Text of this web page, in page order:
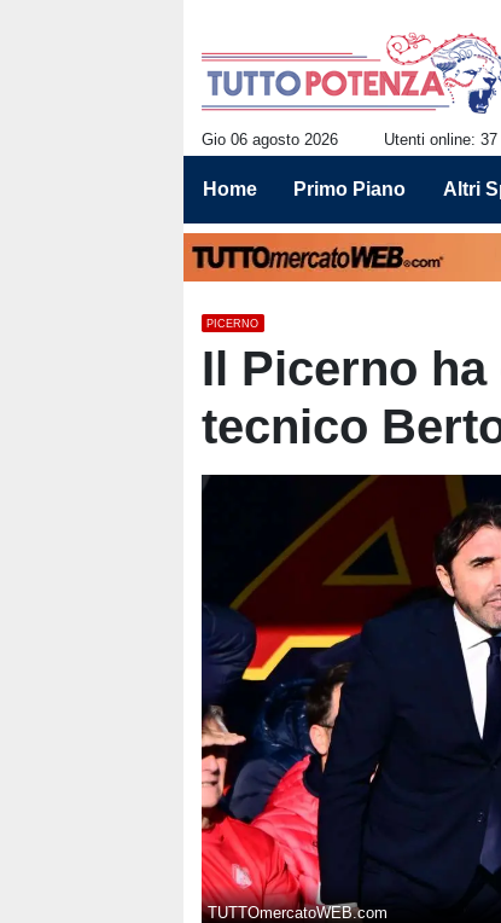
Gio 06 agosto 2026 Utenti online: 37
Home Primo Piano Altri
PICERNO
Il Picerno
tecnico
TUTTOmercatoWEB.com